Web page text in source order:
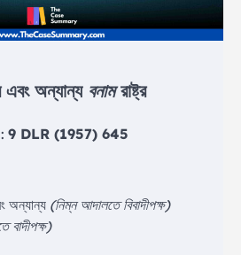
এবং অন্যান্য বনামরাষ্ট্র
9 DLR (1957) 645
অন্যান্য (নিম্ন আদালতে বিবাদীপক্ষ)
বাদীপক্ষ)